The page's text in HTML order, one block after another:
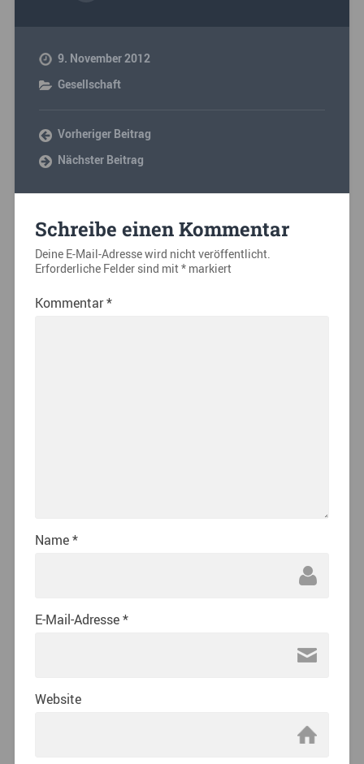
9. November 2012
Gesellschaft
Vorheriger Beitrag
Nächster Beitrag
Schreibe einen Kommentar
Deine E-Mail-Adresse wird nicht veröffentlicht.
Erforderliche Felder sind mit*markiert
Kommentar*
Name*
E-Mail-Adresse*
Website